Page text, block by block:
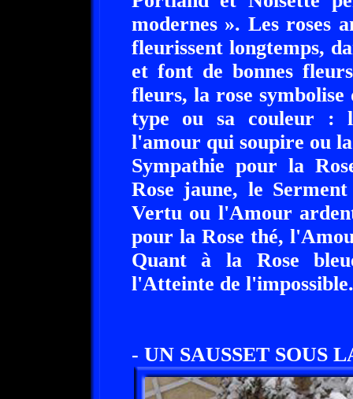
modernes ». Les roses
fleurissent longtemps,
et font de bonnes
fleurs, la rose
type ou sa couleur :
l'amour qui soupire ou la
Sympathie pour la
Rose jaune, le
Vertu ou l'Amour
pour la Rose thé,
Quant à la Rose
l'Atteinte de l'impossible.
- UN SAUSSET SOUS